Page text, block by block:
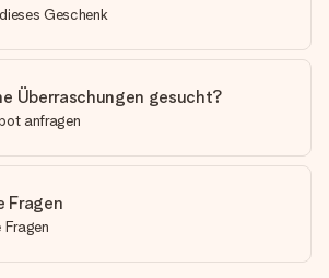
Geschenk
Überraschungen gesucht?
anfragen
Fragen